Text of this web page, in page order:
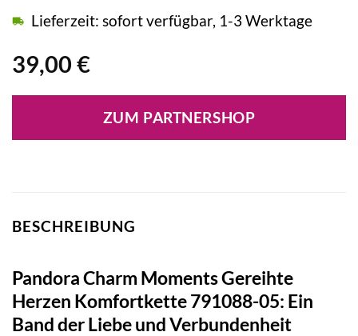
39,00 €
Lieferzeit: sofort verfügbar, 1-3 Werktage
ZUM PARTNERSHOP
BESCHREIBUNG
Pandora Charm Moments Gereihte
Herzen Komfortkette 791088-05: Ein
Band der Liebe und Verbundenheit